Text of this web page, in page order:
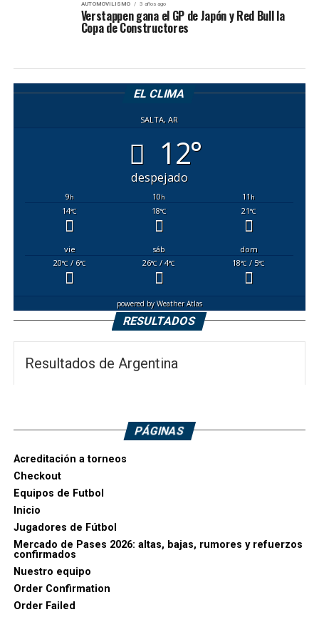
AUTOMOVILISMO 3 años ago
Verstappen gana el GP de Japón y Red Bull la
Copa de Constructores
EL CLIMA
SALTA, AR
12°
despejado
9h 10h 11h
14°C 18°C 21°C
vie sáb
dom
20°C/ 6°C 26°C / 4°C 18°C / 5°C
powered byWeather Atlas
RESULTADOS
Resultados de Argentina
PÁGINAS
Acreditación a torneos
Checkout
Equipos de Futbol
Inicio
Jugadores de Fútbol
Mercado de Pases 2026: altas, bajas, rumores y refuerzos
confirmados
Nuestro equipo
Order Confirmation
Order Failed